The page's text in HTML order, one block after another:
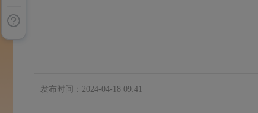
发布时间：2024-04-18 09:41